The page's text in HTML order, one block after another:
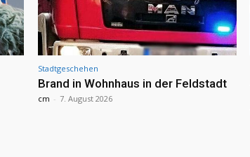
Stadtgeschehen
Brand in Wohnhaus in der Feldstadt
cm - 7. August 2026